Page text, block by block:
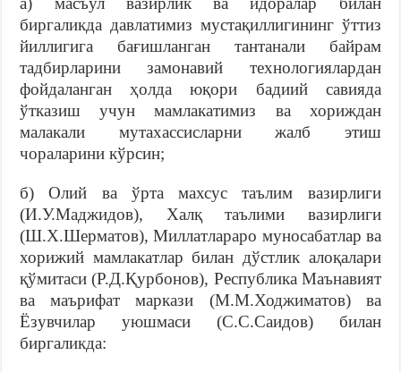
биргаликда давлатимиз мустақиллигининг ўттиз
йиллигига бағишланган тантанали байрам
тадбирларини замонавий технологиялардан
фойдаланган ҳолда юқори бадиий савияда
ўтказиш учун мамлакатимиз ва хориждан
малакали мутахассисларни жалб этиш
чораларини кўрсин;
б) Олий ва ўрта махсус таълим вазирлиги
(И.У.Маджидов), Халқ таълими вазирлиги
(Ш.Х.Шерматов), Миллатлараро муносабатлар ва
хорижий мамлакатлар билан дўстлик алоқалари
қўмитаси (Р.Д.Қурбонов), Республика Маънавият
ва маърифат маркази (М.М.Ходжиматов) ва
Ёзувчилар уюшмаси (С.С.Саидов) билан
биргаликда: